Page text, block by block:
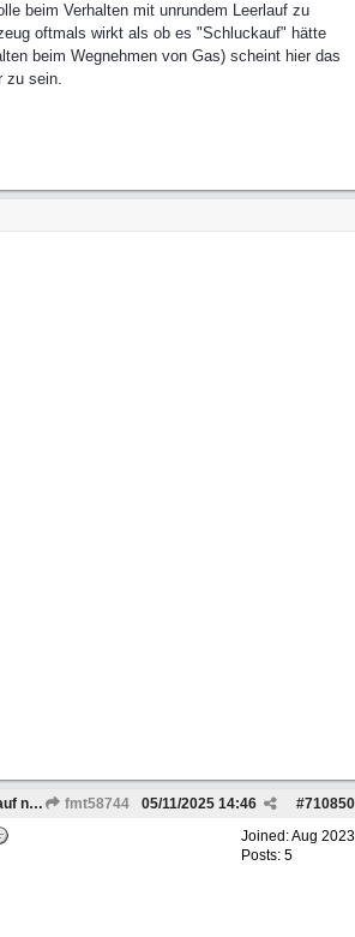
beim Verhalten mit unrundem Leerlauf zu
oftmals wirkt als ob es "Schluckauf" hätte
beim Wegnehmen von Gas) scheint hier das
zu sein.
Re: unrunder Motorlauf nach Motortausch OM606 fmt58744 #710850
05/11/2025 14:46
Joined:Aug 2023
Posts: 5